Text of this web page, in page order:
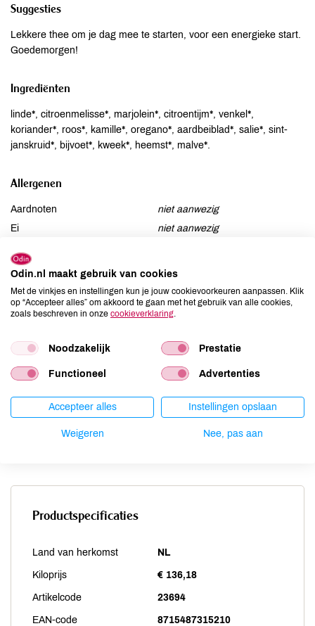
Suggesties
Lekkere thee om je dag mee te starten, voor een energieke start.
Goedemorgen!
Ingrediënten
linde*, citroenmelisse*, marjolein*, citroentijm*, venkel*,
koriander*, roos*, kamille*, oregano*, aardbeiblad*, salie*, sint-
janskruid*, bijvoet*, kweek*, heemst*, malve*.
Allergenen
Aardnoten
niet aanwezig
Ei
niet aanwezig
Lactose
Lupine
niet aanwezig
Mosterd
niet aanwezig
Schaaldieren
niet aanwezig
Selderij
niet aanwezig
Sesam
niet aanwezig
Soja
niet aanwezig
Vis
niet aanwezig
Weekdieren
niet aanwezig
Productspecificaties
Land van herkomst NL
Kiloprijs € 136,18
Artikelcode 23694
EAN-code 8715487315210
Odin.nl maakt gebruik van cookies
Met de vinkjes en instellingen kun je jouw cookievoorkeuren aanpassen. Klik
op “Accepteer alles” om akkoord te gaan met het gebruik van alle cookies,
zoals beschreven in onze cookieverklaring.
Noodzakelijk Prestatie
Functioneel Advertenties
Accepteer alles Instellingen opslaan
Weigeren Nee, pas aan